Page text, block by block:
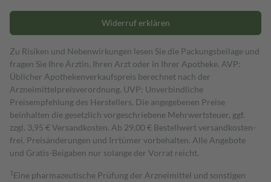
Widerruf erklären
Zu Risiken und Nebenwirkungen lesen Sie die Packungsbeilage und
fragen Sie Ihre Ärztin, Ihren Arzt oder in Ihrer Apotheke. AVP:
Üblicher Apothekenverkaufspreis berechnet nach der
Arzneimittelpreisverordnung. UVP: Unverbindliche
Preisempfehlung des Herstellers. Die angegebenen Preise
beinhalten die gesetzlich vorgeschriebene Mehrwertsteuer, ggf.
zzgl. 3,95 € Versandkosten. Ab 29,00 € Bestell­wert versand­kosten­
frei. Preisänderungen und Irrtümer vorbehalten. Alle Angebote
und Gratis-Beigaben nur solange der Vorrat reicht.
1 Eine pharmazeutische Prüfung der Arzneimittel und sonstigen